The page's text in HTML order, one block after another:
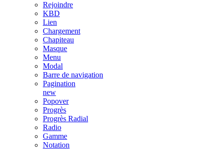
Rejoindre
KBD
Lien
Chargement
Chapiteau
Masque
Menu
Modal
Barre de navigation
Pagination
new
Popover
Progrès
Progrès Radial
Radio
Gamme
Notation